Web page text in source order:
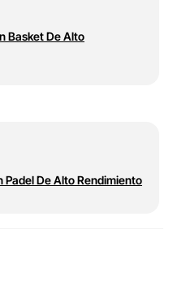
Basket De Alto
De Alto Rendimiento